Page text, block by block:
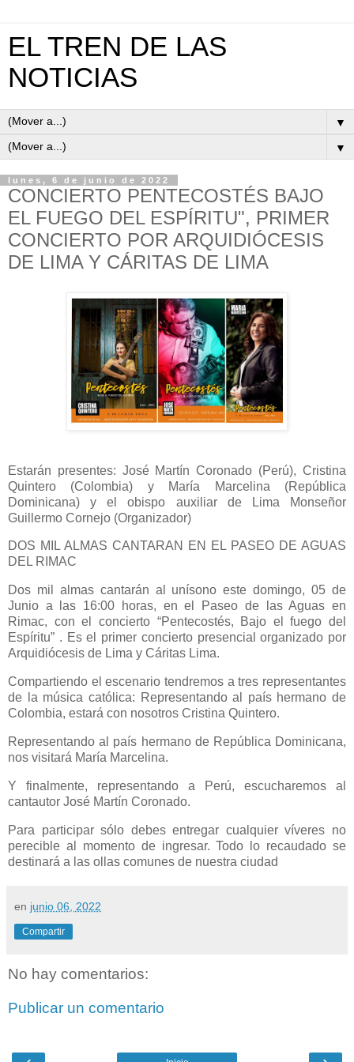
EL TREN DE LAS
NOTICIAS
▼
▼
lunes, 6 de junio de 2022
CONCIERTO PENTECOSTÉS BAJO
EL FUEGO DEL ESPÍRITU", PRIMER
CONCIERTO POR ARQUIDIÓCESIS
DE LIMA Y CÁRITAS DE LIMA
Estarán presentes: José Martín Coronado (Perú), Cristina
Quintero (Colombia) y María Marcelina (República
Dominicana) y el obispo auxiliar de Lima Monseñor
Guillermo Cornejo (Organizador)
DOS MIL ALMAS CANTARAN EN EL PASEO DE AGUAS
DEL RIMAC
Dos mil almas cantarán al unísono este domingo, 05 de
Junio a las 16:00 horas, en el Paseo de las Aguas en
Rimac, con el concierto “Pentecostés, Bajo el fuego del
Espíritu” . Es el primer concierto presencial organizado por
Arquidiócesis de Lima y Cáritas Lima.
Compartiendo el escenario tendremos a tres representantes
de la música católica: Representando al país hermano de
Colombia, estará con nosotros Cristina Quintero.
Representando al país hermano de República Dominicana,
nos visitará María Marcelina.
Y finalmente, representando a Perú, escucharemos al
cantautor José Martín Coronado.
Para participar sólo debes entregar cualquier víveres no
perecible al momento de ingresar. Todo lo recaudado se
destinará a las ollas comunes de nuestra ciudad
en junio 06, 2022
Compartir
No hay comentarios:
Publicar un comentario